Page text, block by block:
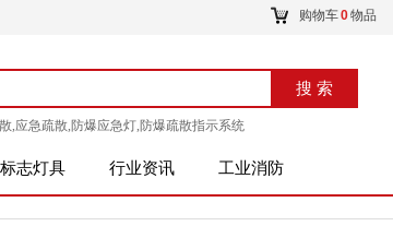
购物车0物品
搜 索
搜索
,应急疏散,防爆应急灯,防爆疏散指示系统
标志灯具 行业资讯 工业消防